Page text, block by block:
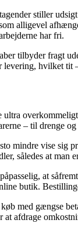
stiller
alligevel
har fri.
tilbyder fragt
levering, hvilket tit
– til drenge
mindre vise sig
således at man
at
butik.
med gængse
afdrage